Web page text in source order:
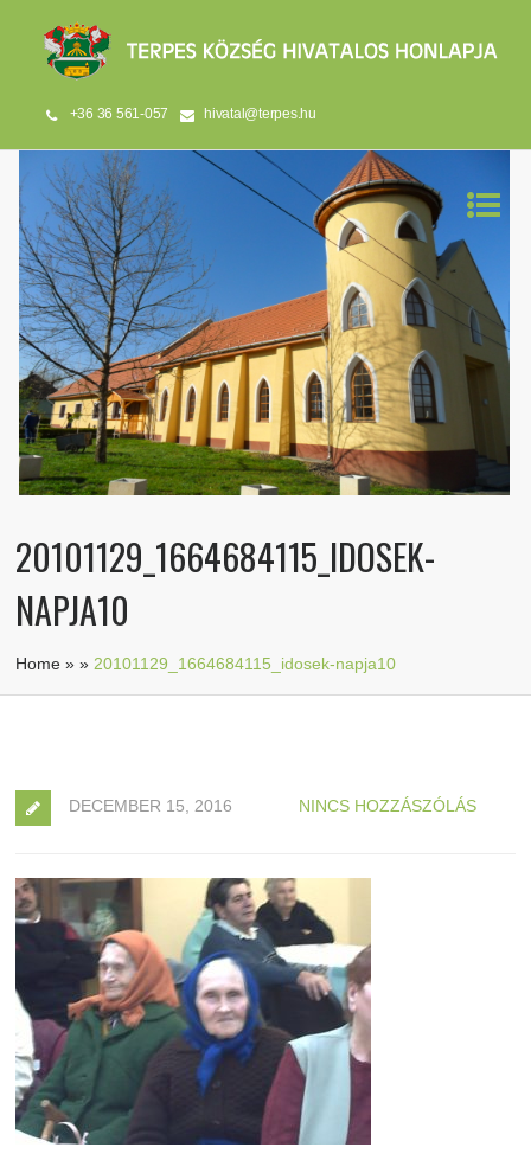
+36 36 561-057 hivatal@terpes.hu
20101129_1664684115_IDOSEK-
NAPJA10
Home »» 20101129_1664684115_idosek-napja10
DECEMBER 15, 2016 NINCS HOZZÁSZÓLÁS